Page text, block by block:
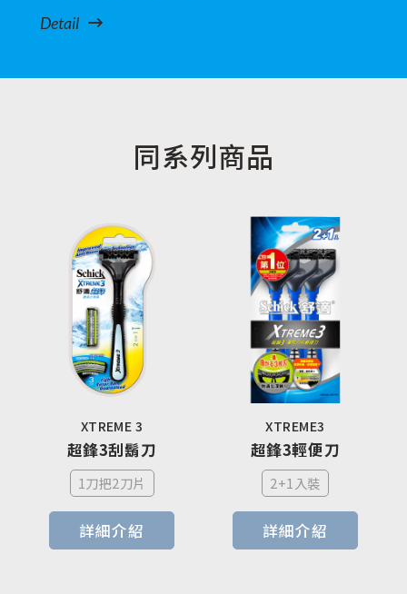
Detail
同系列商品
XTREME 3
超鋒3刮鬍刀
1刀把2刀片
詳細介紹
XTREME3
超鋒3輕便刀
2+1入裝
詳細介紹